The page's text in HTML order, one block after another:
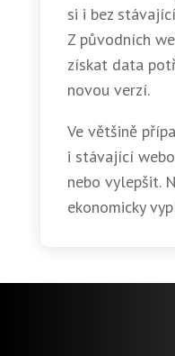
si i bez
Z původních
získat data
novou verzí.
Ve většině
i stávající
nebo vylepšit.
ekonomicky